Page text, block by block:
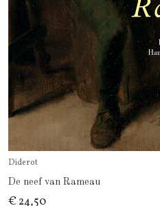
Diderot
De neef van Rameau
€ 24,50